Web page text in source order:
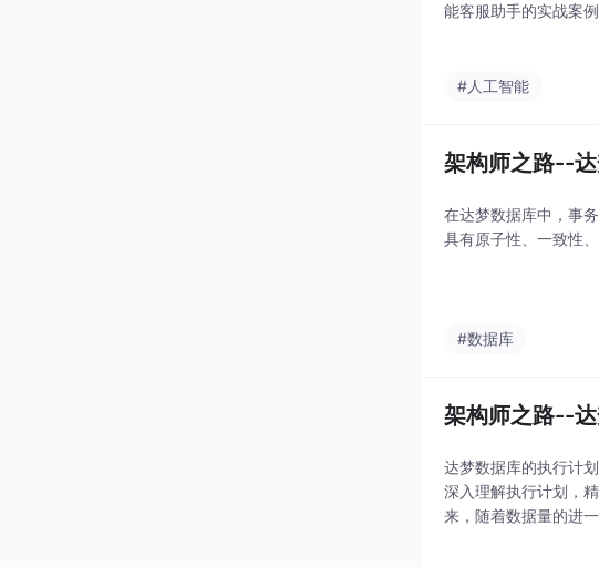
能客服助手的实战案
#人工智能
架构师之路--
在达梦数据库中，事
具有原子性、一致性
#数据库
架构师之路--
达梦数据库的执行计
深入理解执行计划，
来，随着数据量的进